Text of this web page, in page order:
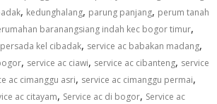
, kedunghalang, parung panjang, perum tanah
baranangsiang indah kec bogor timur,
kel cibadak, service ac babakan madang,
, service ac ciawi, service ac cibanteng, service
ac cimanggu asri, service ac cimanggu permai,
ac citayam, Service ac di bogor, Service ac